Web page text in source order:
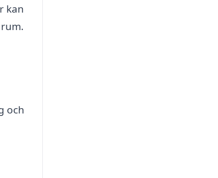
kan
och